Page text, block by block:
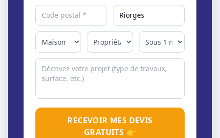
RECEVOIR MES DEVIS
GRATUITS 👉